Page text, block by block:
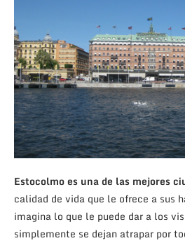
Estocolmo es una de las mejores
calidad de vida que le ofrece a sus
imagina lo que le puede dar a los
simplemente se dejan atrapar por